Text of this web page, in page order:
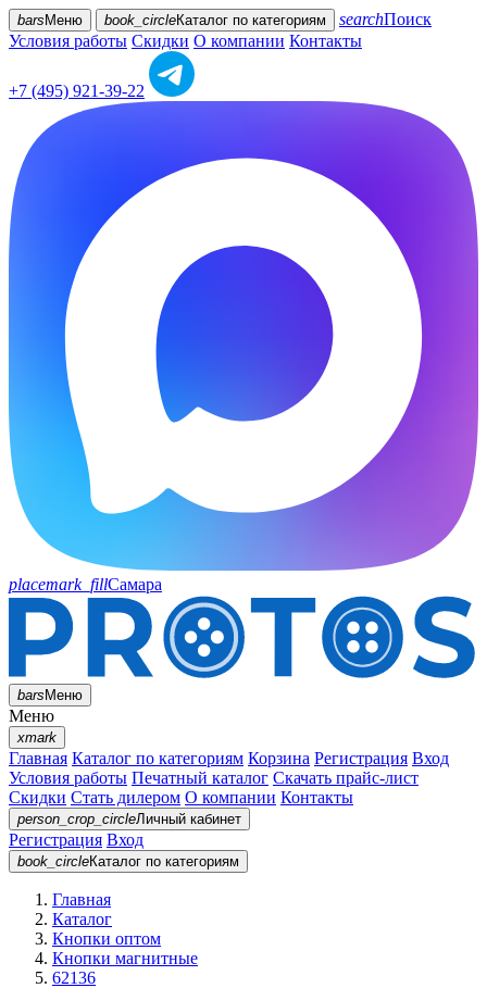
bars Меню book_circleКаталог по категориям searchПоиск
Условия работы Скидки О компании Контакты
+7 (495) 921-39-22
placemark_fillСамара
barsМеню
Меню
xmark
Главная Каталог по категориям Корзина Регистрация Вход
Условия работы Печатный каталог Скачать прайс-лист
Скидки Стать дилером О компании Контакты
person_crop_circleЛичный кабинет
Регистрация Вход
book_circleКаталог по категориям
Главная
Каталог
Кнопки оптом
Кнопки магнитные
62136